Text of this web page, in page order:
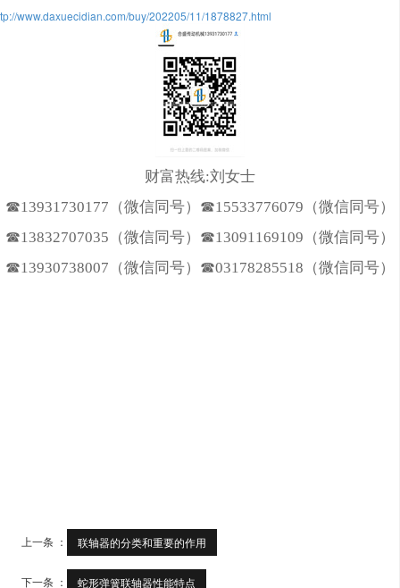
www.daxuecidian.com/buy/202205/11/1878827.html
财富热线:刘女士
☎13931730177（微信同号）☎15533776079（微信同号）
☎13832707035（微信同号）☎13091169109（微信同号）
☎13930738007（微信同号）☎03178285518（微信同号）
上一条 ： 联轴器的分类和重要的作用
下一条 ： 蛇形弹簧联轴器性能特点